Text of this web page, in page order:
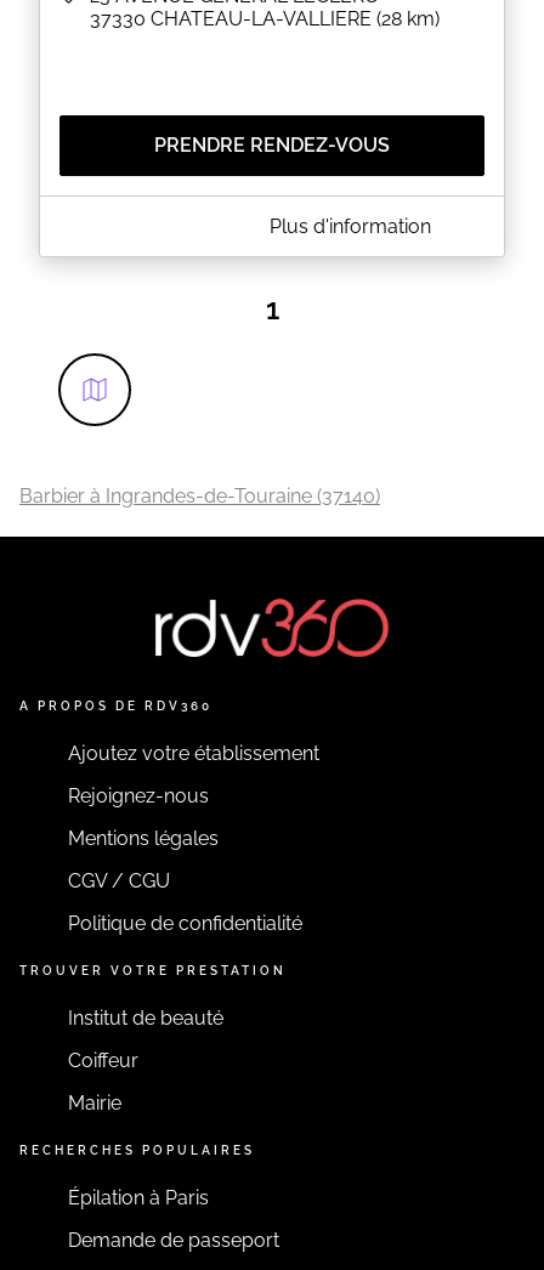
37330 CHATEAU-LA-VALLIERE (28 km)
PRENDRE RENDEZ-VOUS
A PROPOS DE L'ACCROCHE-COEUR
Salon de coiffure mixte à Château-la-Vallière.
Plus d'information
1
Barbier à Ingrandes-de-Touraine (37140)
A PROPOS DE RDV360
Ajoutez votre établissement
Rejoignez-nous
Mentions légales
CGV / CGU
Politique de confidentialité
TROUVER VOTRE PRESTATION
Institut de beauté
Coiffeur
Mairie
RECHERCHES POPULAIRES
Épilation à Paris
Demande de passeport